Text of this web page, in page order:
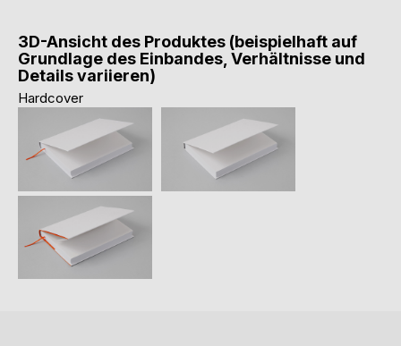
3D-Ansicht des Produktes (beispielhaft auf
Grundlage des Einbandes, Verhältnisse und
Details variieren)
Hardcover